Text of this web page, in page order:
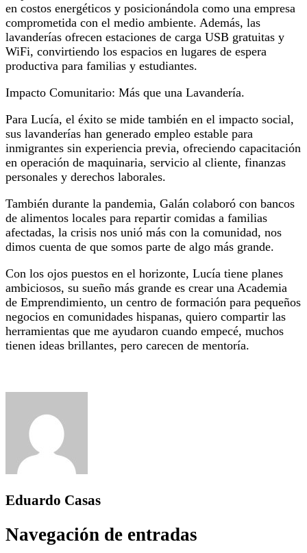
en costos energéticos y posicionándola como una empresa
comprometida con el medio ambiente. Además, las
lavanderías ofrecen estaciones de carga USB gratuitas y
WiFi, convirtiendo los espacios en lugares de espera
productiva para familias y estudiantes.
Impacto Comunitario: Más que una Lavandería.
Para Lucía, el éxito se mide también en el impacto social,
sus lavanderías han generado empleo estable para
inmigrantes sin experiencia previa, ofreciendo capacitación
en operación de maquinaria, servicio al cliente, finanzas
personales y derechos laborales.
También durante la pandemia, Galán colaboró con bancos
de alimentos locales para repartir comidas a familias
afectadas, la crisis nos unió más con la comunidad, nos
dimos cuenta de que somos parte de algo más grande.
Con los ojos puestos en el horizonte, Lucía tiene planes
ambiciosos, su sueño más grande es crear una Academia
de Emprendimiento, un centro de formación para pequeños
negocios en comunidades hispanas, quiero compartir las
herramientas que me ayudaron cuando empecé, muchos
tienen ideas brillantes, pero carecen de mentoría.
Eduardo Casas
Navegación de entradas